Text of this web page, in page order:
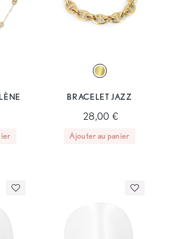
BRACELET JAZZ
28,00 €
Ajouter au panier